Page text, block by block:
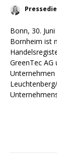
Bonn, 30.
Bornheim ist
GreenTec